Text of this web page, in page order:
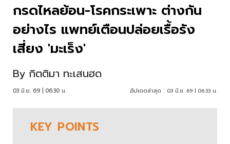
กรดไหลย้อน-โรคกระเพาะ ต่างกัน
อย่างไร แพทย์เตือนปล่อยเรื้อรัง
เสี่ยง 'มะเร็ง'
By กิตติมา ทะเสนฮด
03 มิ.ย. 69 | 06:30 น. อัปเดตล่าสุด : 03 มิ.ย. 69 | 06:33 น.
KEY POINTS